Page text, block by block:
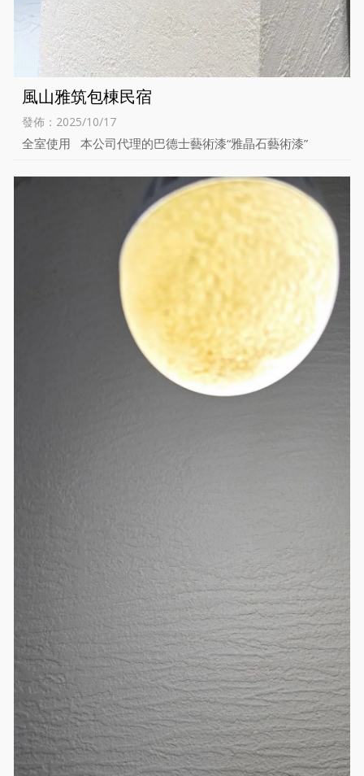
風山雅筑包棟民宿
發佈：2025/10/17
全室使用 本公司代理的巴德士藝術漆“雅晶石藝術漆”